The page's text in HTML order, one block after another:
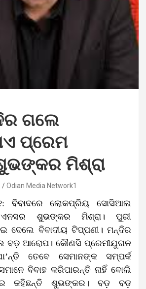
ଗଲେ
ପ୍ରେମ
ମିଶ୍ରା
Odian Media Network1
ବିବାଦରେ ଲୋକପ୍ରିୟ ସୋସିଆଲ
ଶୁଭଙ୍କର ମିଶ୍ରା। ପୁରୀ
ଦେଲେ ବିବାଦୀୟ ଟିପ୍ପଣୀ। ମନ୍ଦିର
ଆରୋପ। କୌଣସି ପ୍ରେମୀଯୁଗଳ
ତେବେ ସେମାନଙ୍କ ସମ୍ପର୍କ
ବିବାହ କରିପାରନ୍ତି ନାହିଁ ବୋଲି
କହିଛନ୍ତି ଶୁଭଙ୍କର। ବଡ଼ ବଡ଼